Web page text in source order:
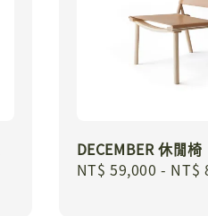
DECEMBER 休閒椅
Regular
NT$ 59,000 - NT$